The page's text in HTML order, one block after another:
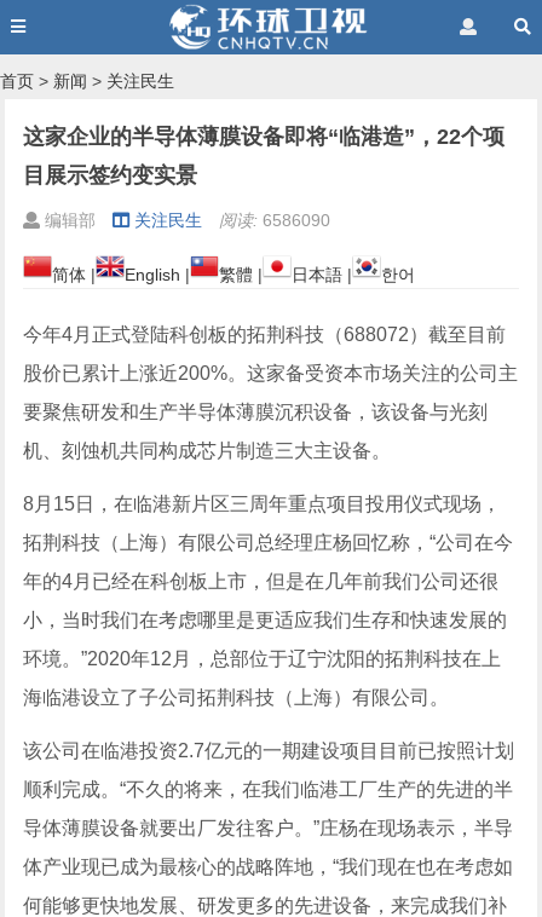
首页 > 新闻 > 关注民生
这家企业的半导体薄膜设备即将“临港造”，22个项
目展示签约变实景
编辑部 关注民生 阅读: 6586090
简体 | English | 繁體 | 日本語 | 한어
今年4月正式登陆科创板的拓荆科技（688072）截至目前
股价已累计上涨近200%。这家备受资本市场关注的公司主
要聚焦研发和生产半导体薄膜沉积设备，该设备与光刻
机、刻蚀机共同构成芯片制造三大主设备。
8月15日，在临港新片区三周年重点项目投用仪式现场，
拓荆科技（上海）有限公司总经理庄杨回忆称，“公司在今
年的4月已经在科创板上市，但是在几年前我们公司还很
小，当时我们在考虑哪里是更适应我们生存和快速发展的
环境。”2020年12月，总部位于辽宁沈阳的拓荆科技在上
海临港设立了子公司拓荆科技（上海）有限公司。
该公司在临港投资2.7亿元的一期建设项目目前已按照计划
顺利完成。“不久的将来，在我们临港工厂生产的先进的半
导体薄膜设备就要出厂发往客户。”庄杨在现场表示，半导
体产业现已成为最核心的战略阵地，“我们现在也在考虑如
何能够更快地发展、研发更多的先进设备，来完成我们补